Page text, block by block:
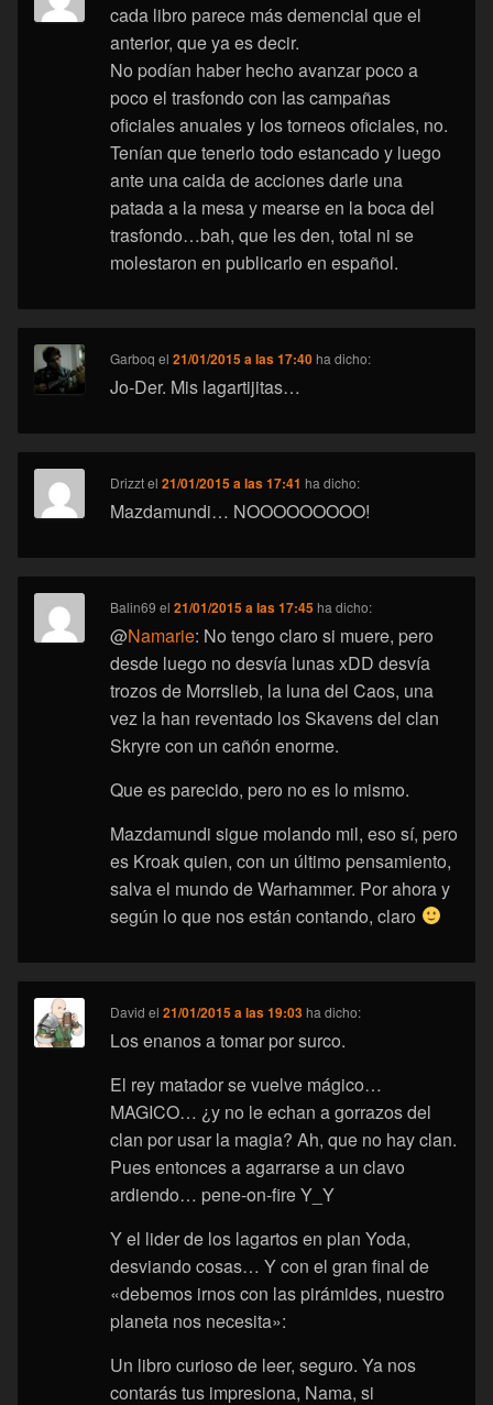
cada libro parece más demencial que el
anterior, que ya es decir.
No podían haber hecho avanzar poco a
poco el trasfondo con las campañas
oficiales anuales y los torneos oficiales, no.
Tenían que tenerlo todo estancado y luego
ante una caida de acciones darle una
patada a la mesa y mearse en la boca del
trasfondo…bah, que les den, total ni se
molestaron en publicarlo en español.
Garboq el21/01/2015 a las 17:40 ha dicho:
Jo-Der. Mis lagartijitas…
Drizztel21/01/2015 a las 17:41 ha dicho:
Mazdamundi… NOOOOOOOOO!
Balin69 el21/01/2015 a las 17:45 ha dicho:
@Namarie: No tengo claro si muere, pero
desde luego no desvía lunas xDD desvía
trozos de Morrslieb, la luna del Caos, una
vez la han reventado los Skavens del clan
Skryre con un cañón enorme.
Que es parecido, pero no es lo mismo.
Mazdamundi sigue molando mil, eso sí, pero
es Kroak quien, con un último pensamiento,
salva el mundo de Warhammer. Por ahora y
según lo que nos están contando, claro
David el21/01/2015 a las 19:03 ha dicho:
Los enanos a tomar por surco.
El rey matador se vuelve mágico…
MAGICO… ¿y no le echan a gorrazos del
clan por usar la magia? Ah, que no hay clan.
Pues entonces a agarrarse a un clavo
ardiendo… pene-on-fire Y_Y
Y el lider de los lagartos en plan Yoda,
desviando cosas… Y con el gran final de
«debemos irnos con las pirámides, nuestro
planeta nos necesita»:
Un libro curioso de leer, seguro. Ya nos
contarás tus impresiona, Nama, si